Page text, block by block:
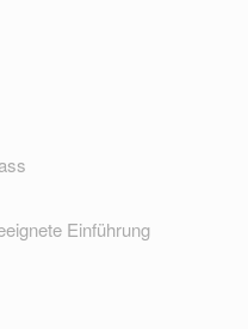
Einführung